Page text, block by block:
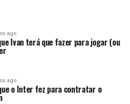
ago
Ivan terá que fazer para jogar (ou
ago
o Inter fez para contratar o